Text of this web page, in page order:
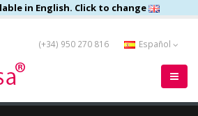
in English. Click to change
(+34) 950 270 816 Español